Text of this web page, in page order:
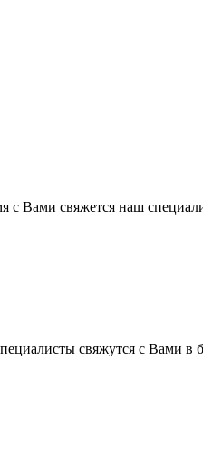
с Вами свяжется наш
свяжутся с Вами в